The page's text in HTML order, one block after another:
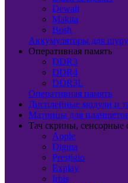
Dewalt
Makita
Bosh
Аккумуляторы для
Оперативная память
DDR3
DDR4
DDR3L
Оперативная память
Дисплейные модули и
Матрицы для
Тач скрины, сенсорные
Apple
Digma
Prestigio
Explay
Irbis